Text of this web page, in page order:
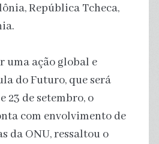
República Tcheca,
uma ação global e
do Futuro, que será
23 de setembro, o
com envolvimento de
da ONU, ressaltou o